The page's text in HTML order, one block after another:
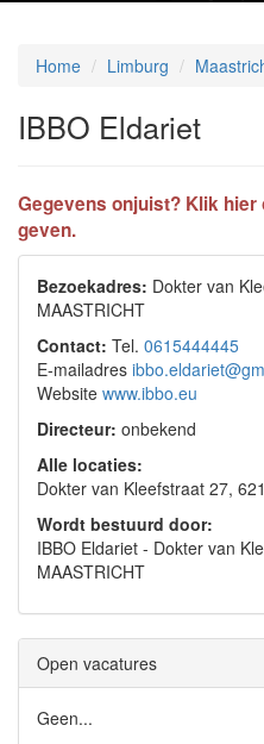
Home Limburg
IBBO Eldariet
Gegevens onjuist? Klik hier
geven.
Bezoekadres: Dokter van
MAASTRICHT
Contact: Tel. 0615444445
E-mailadres
Website www.ibbo.eu
Directeur: onbekend
Alle locaties:
Dokter van Kleefstraat 27,
Wordt bestuurd door:
IBBO Eldariet - Dokter van
MAASTRICHT
Open vacatures
Geen...